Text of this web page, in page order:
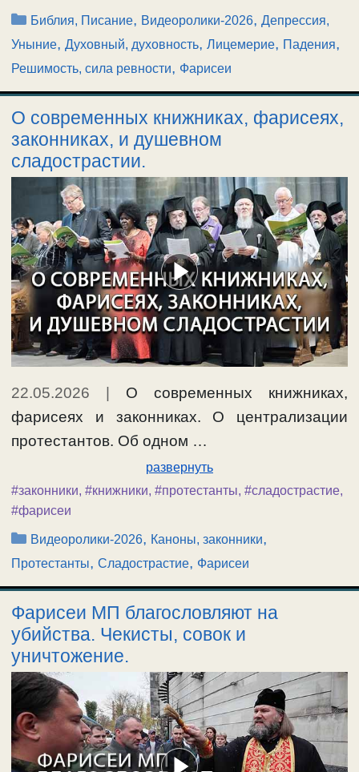
Рубрики
Библия, Писание, Видеоролики-2026,Депрессия,
Уныние, Духовный, духовность, Лицемерие, Падения,
Решимость, сила ревности, Фарисеи
О современных книжниках, фарисеях,
законниках, и душевном
сладострастии.
22.05.2026
О современных книжниках,
фарисеях и законниках. О централизации
протестантов. Об одном …
развернуть
#законники, #книжники, #протестанты, #сладострастие,
#фарисеи
Рубрики
Видеоролики-2026, Каноны, законники,
Протестанты, Сладострастие, Фарисеи
Фарисеи МП благословляют на
убийства. Чекисты, совок и
уничтожение.